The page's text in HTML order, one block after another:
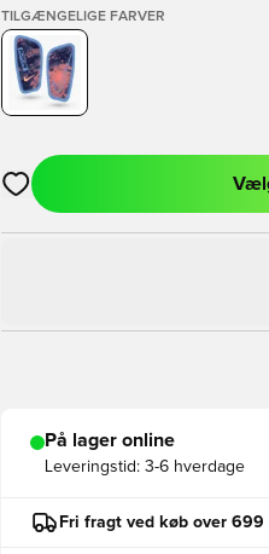
TILGÆNGELIGE FARVER
Åbner en Modal til at logge ind
På lager online
Leveringstid: 3-6 hverdage
Fri fragt ved køb over 699